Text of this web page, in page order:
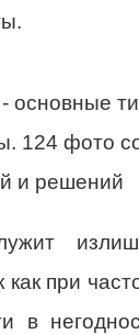
как при
в